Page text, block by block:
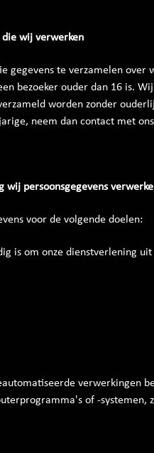
die wij verwerken
te verzamelen over
bezoeker ouder dan 16 is.
worden zonder
neem dan contact met
wij persoonsgegevens
voor de volgende doelen:
is om onze dienstverlening
verwerkingen
of -